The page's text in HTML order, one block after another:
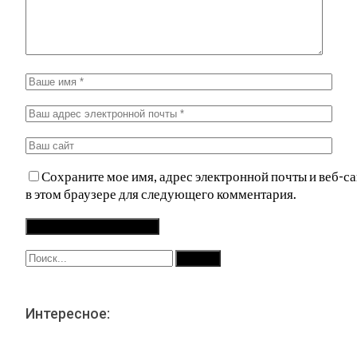
Сохраните мое имя, адрес электронной почты и веб-
в этом браузере для следующего комментария.
Интересное: